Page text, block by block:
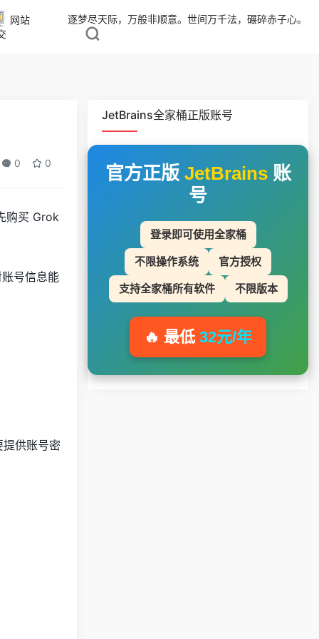
网站
逐梦尽天际，万般非顺意。世间万千法，碾碎赤子心。
0 0
购买 Grok
号信息能
供账号密
JetBrains全家桶正版账号
官方正版 JetBrains账
号
登录即可使用全家桶
不限操作系统 官方授权
支持全家桶所有软件 不限版本
🔥 最低 32元/年